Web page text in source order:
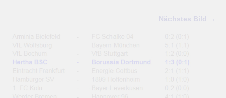
Nächstes Bild →